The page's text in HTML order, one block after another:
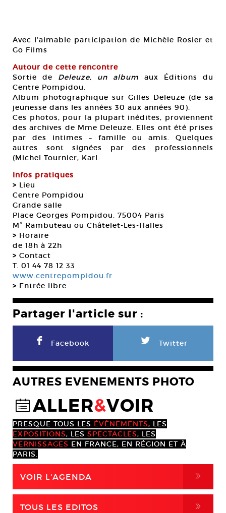
Avec l’aimable participation de Michèle Rosier et
Go Films
Autour de cette rencontre
Sortie de Deleuze, un album aux Éditions du
Centre Pompidou.
Album photographique sur Gilles Deleuze (de sa
jeunesse dans les années 30 aux années 90).
Ces photos, pour la plupart inédites, proviennent
des archives de Mme Deleuze. Elles ont été prises
par des intimes – famille ou amis. Quelques
autres sont signées par des professionnels
(Michel Tournier, Karl.
Infos pratiques
> Lieu
Centre Pompidou
Grande salle
Place Georges Pompidou. 75004 Paris
M° Rambuteau ou Châtelet-Les-Halles
> Horaire
de 18h à 22h
> Contact
T. 01 44 78 12 33
www.centrepompidou.fr
> Entrée libre
Partager l'article sur :
F Facebook L Twitter
AUTRES EVENEMENTS PHOTO
@ALLER&VOIR
PRESQUE TOUS LES ÉVÈNEMENTS, LES
EXPOSITIONS, LES SPECTACLES, LES
VERNISSAGES EN FRANCE, EN RÉGION ET À
PARIS.
VOIR L'AGENDA ,
TOUS LES EDITOS ,